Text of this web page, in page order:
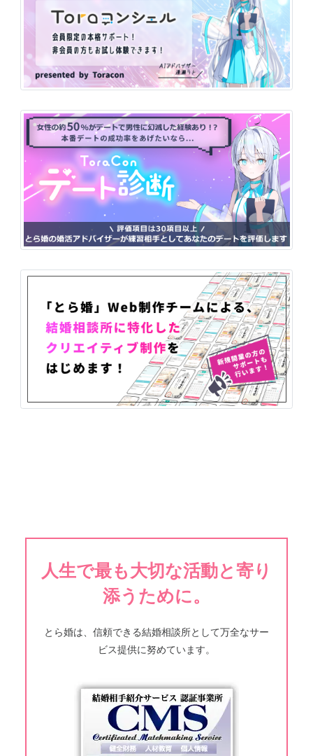
人生で最も大切な活動と寄り
添うために。
とら婚は、信頼できる結婚相談所として万全なサー
ビス提供に努めています。